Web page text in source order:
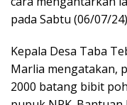
pada Sabtu (06/07/
Kepala Desa Taba
Marlia mengatakan,
2000 batang bibit